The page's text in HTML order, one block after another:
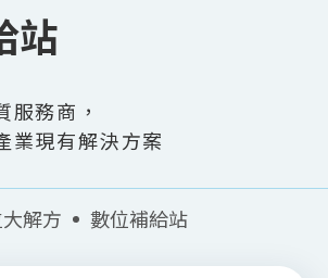
站
服務商，
業現有解決方案
解方 數位補給站